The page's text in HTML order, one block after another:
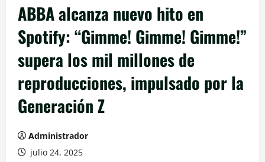
ABBA alcanza nuevo hito en
Spotify: “Gimme! Gimme! Gimme!”
supera los mil millones de
reproducciones, impulsado por la
Generación Z
Administrador
julio 24, 2025